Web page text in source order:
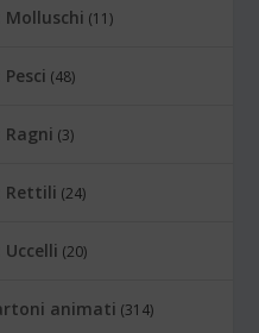
Molluschi (11)
(48)
Ragni (3)
Rettili (24)
(20)
animati (314)